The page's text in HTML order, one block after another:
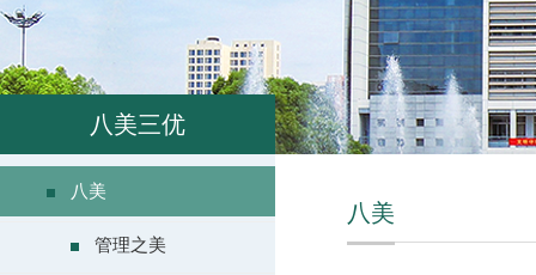
八美三优
八美
管理之美
八美